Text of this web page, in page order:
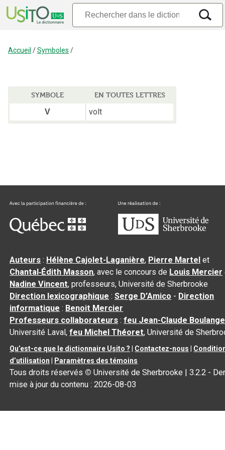
Accueil /Symboles /
SYMBOLE
EN TOUTES LETTRES
V
volt
Auteurs : Hélène Cajolet-Laganière, Pierre Martel et
Chantal‑Édith Masson, avec le concours de Louis Mercier
Nadine Vincent, professeurs, Université de Sherbrooke
Direction lexicographique :Serge D’Amico - Direction
informatique : Benoit Mercier
Professeurs collaborateurs :feu Jean-Claude
Université Laval,feu Michel Théoret, Université de
Qu’est-ce que le dictionnaire Usito ? Contactez-nous
d’utilisation
Paramètres des témoins
Tous droits réservés © Université de Sherbrooke |3.2.2 -
mise à jour du contenu :2026-08-03